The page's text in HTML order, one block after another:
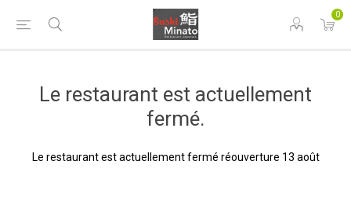
0
Le restaurant est actuellement
fermé.
Le restaurant est actuellement fermé réouverture 13 août